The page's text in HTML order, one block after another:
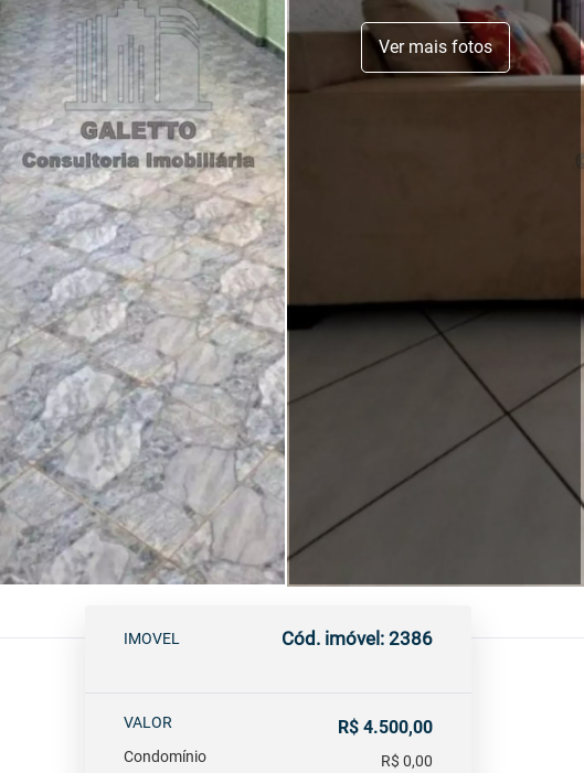
Ver mais fotos
IMOVEL Cód. imóvel: 2386
VALOR R$ 4.500,00
Condomínio
R$ 0,00